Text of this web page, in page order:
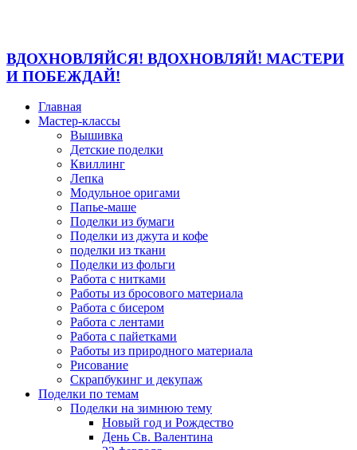
ВДОХНОВЛЯЙСЯ! ВДОХНОВЛЯЙ! МАСТЕРИ
И ПОБЕЖДАЙ!
Главная
Мастер-классы
Вышивка
Детские поделки
Квиллинг
Лепка
Модульное оригами
Папье-маше
Поделки из бумаги
Поделки из джута и кофе
поделки из ткани
Поделки из фольги
Работа с нитками
Работы из бросового материала
Работа с бисером
Работа с лентами
Работа с пайетками
Работы из природного материала
Рисование
Скрапбукинг и декупаж
Поделки по темам
Поделки на зимнюю тему
Новый год и Рождество
День Св. Валентина